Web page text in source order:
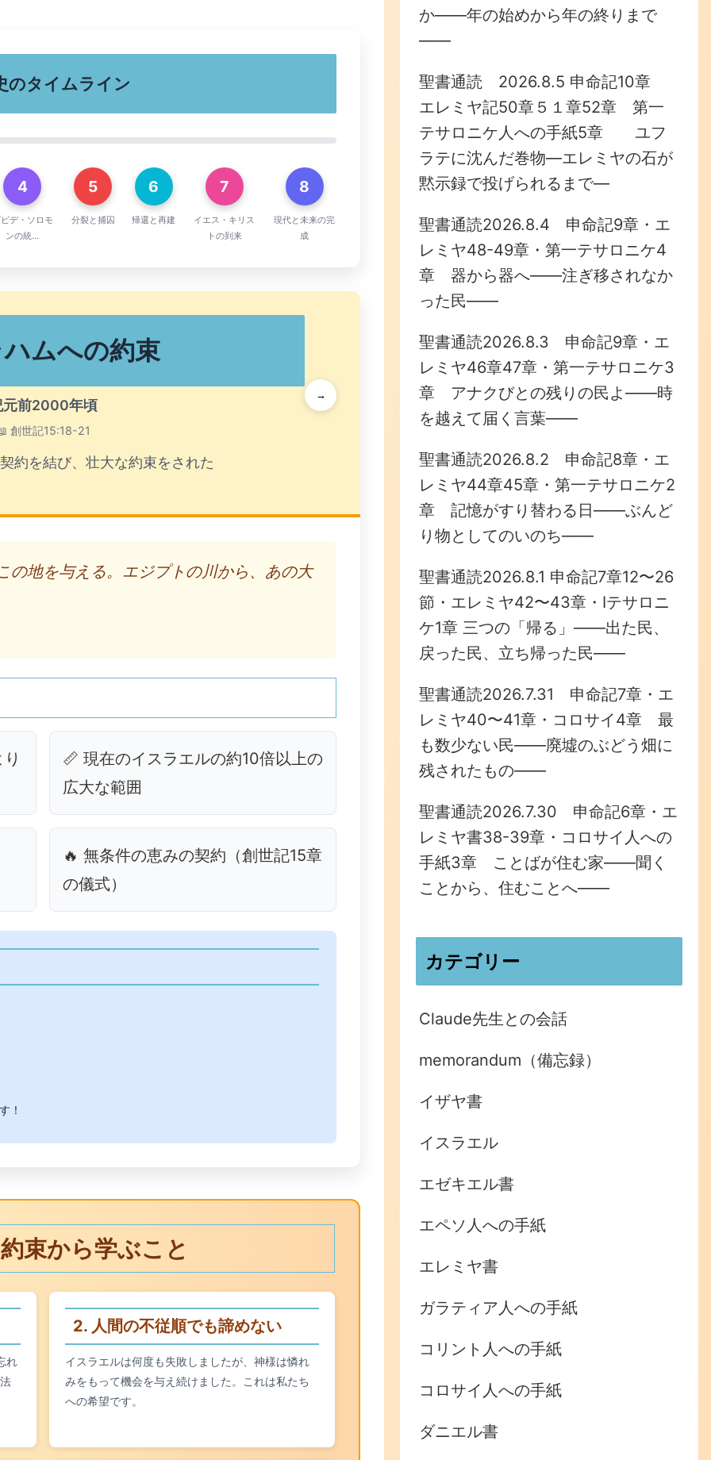
のタイムライン
4
デ・ソロモ
ンの統...
5
分裂と捕囚
6
帰還と再建
7
イエス・キリス
トの到来
8
現代と未来の完
成
ムへの約束
元前2000年頃
創世記15:18-21
約を結び、壮大な約束をされた
→
の地を与える。エジプトの川から、あの大
📏 現在のイスラエルの約10倍以上の
広大な範囲
🔥 無条件の恵みの契約（創世記15章
の儀式）
！
束から学ぶこと
れ
2. 人間の不従順でも諦めない
イスラエルは何度も失敗しましたが、神様は憐れ
みをもって機会を与え続けました。これは私たち
への希望です。
か——年の始めから年の終りまで
——
聖書通読 2026.8.5 申命記10章
エレミヤ記50章５１章52章 第一
テサロニケ人への手紙5章 ユフ
ラテに沈んだ巻物—エレミヤの石が
黙示録で投げられるまで—
聖書通読2026.8.4 申命記9章・エ
レミヤ48-49章・第一テサロニケ4
章 器から器へ——注ぎ移されなか
った民——
聖書通読2026.8.3 申命記9章・エ
レミヤ46章47章・第一テサロニケ3
章 アナクびとの残りの民よ——時
を越えて届く言葉——
聖書通読2026.8.2 申命記8章・エ
レミヤ44章45章・第一テサロニケ2
章 記憶がすり替わる日——ぶんど
り物としてのいのち——
聖書通読2026.8.1 申命記7章12〜26
節・エレミヤ42〜43章・Ⅰテサロニ
ケ1章 三つの「帰る」――出た民、
戻った民、立ち帰った民――
聖書通読2026.7.31 申命記7章・エ
レミヤ40〜41章・コロサイ4章 最
も数少ない民——廃墟のぶどう畑に
残されたもの——
聖書通読2026.7.30 申命記6章・エ
レミヤ書38-39章・コロサイ人への
手紙3章 ことばが住む家——聞く
ことから、住むことへ——
カテゴリー
Claude先生との会話
memorandum（備忘録）
イザヤ書
イスラエル
エゼキエル書
エペソ人への手紙
エレミヤ書
ガラティア人への手紙
コリント人への手紙
コロサイ人への手紙
ダニエル書